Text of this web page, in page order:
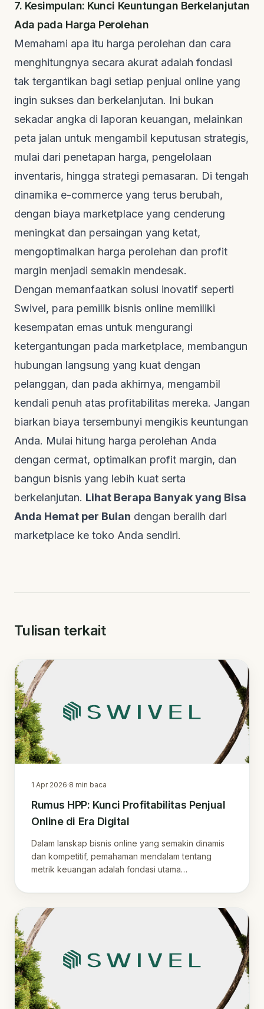
7. Kesimpulan: Kunci Keuntungan Berkelanjutan
Ada pada Harga Perolehan
Memahami apa itu harga perolehan dan cara
menghitungnya secara akurat adalah fondasi
tak tergantikan bagi setiap penjual online yang
ingin sukses dan berkelanjutan. Ini bukan
sekadar angka di laporan keuangan, melainkan
peta jalan untuk mengambil keputusan strategis,
mulai dari penetapan harga, pengelolaan
inventaris, hingga strategi pemasaran. Di tengah
dinamika e-commerce yang terus berubah,
dengan biaya marketplace yang cenderung
meningkat dan persaingan yang ketat,
mengoptimalkan harga perolehan dan profit
margin menjadi semakin mendesak.
Dengan memanfaatkan solusi inovatif seperti
Swivel, para pemilik bisnis online memiliki
kesempatan emas untuk mengurangi
ketergantungan pada marketplace, membangun
hubungan langsung yang kuat dengan
pelanggan, dan pada akhirnya, mengambil
kendali penuh atas profitabilitas mereka. Jangan
biarkan biaya tersembunyi mengikis keuntungan
Anda. Mulai hitung harga perolehan Anda
dengan cermat, optimalkan profit margin, dan
bangun bisnis yang lebih kuat serta
berkelanjutan. Lihat Berapa Banyak yang Bisa
Anda Hemat per Bulan dengan beralih dari
marketplace ke toko Anda sendiri.
Tulisan terkait
1 Apr 2026·8 min baca
Rumus HPP: Kunci Profitabilitas Penjual
Online di Era Digital
Dalam lanskap bisnis online yang semakin dinamis
dan kompetitif, pemahaman mendalam tentang
metrik keuangan adalah fondasi utama